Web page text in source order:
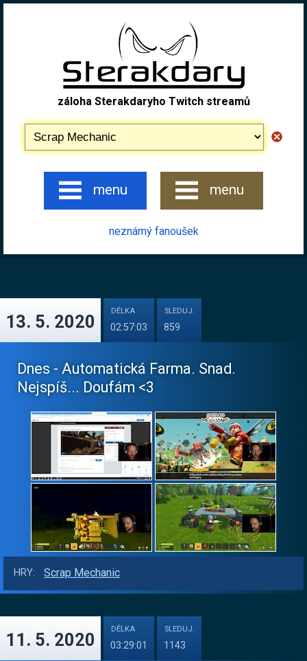
záloha Sterakdaryho Twitch streamů
menu menu
neznámý fanoušek
13. 5. 2020
DÉLKA
02:57:03
SLEDUJ.
859
Dnes - Automatická Farma. Snad.
Nejspíš... Doufám <3
HRY: Scrap Mechanic
11. 5. 2020
DÉLKA
03:29:01
SLEDUJ.
1143